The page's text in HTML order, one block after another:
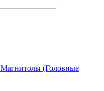
Магнитолы (Головные